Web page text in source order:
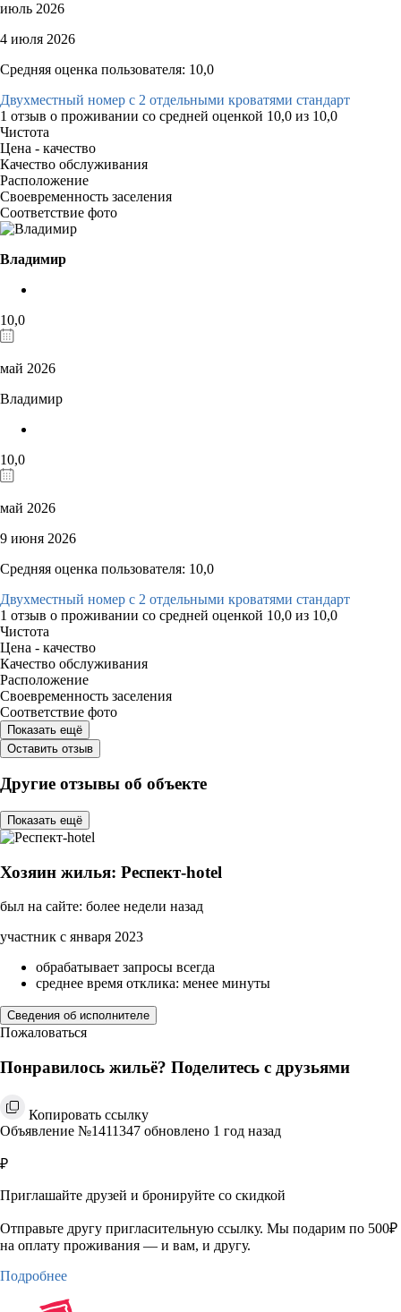
июль 2026
4 июля 2026
Средняя оценка пользователя: 10,0
Двухместный номер с 2 отдельными кроватями стандарт
1 отзыв о проживании со средней оценкой 10,0 из 10,0
Чистота
Цена - качество
Качество обслуживания
Расположение
Своевременность заселения
Соответствие фото
Владимир
10,0
май 2026
Владимир
10,0
май 2026
9 июня 2026
Средняя оценка пользователя: 10,0
Двухместный номер с 2 отдельными кроватями стандарт
1 отзыв о проживании со средней оценкой 10,0 из 10,0
Чистота
Цена - качество
Качество обслуживания
Расположение
Своевременность заселения
Соответствие фото
Показать ещё
Оставить отзыв
Другие отзывы об объекте
Показать ещё
Хозяин жилья: Респект-hotel
был на сайте: более недели назад
участник с января 2023
обрабатывает запросы всегда
среднее время отклика: менее минуты
Сведения об исполнителе
Пожаловаться
Понравилось жильё? Поделитесь с друзьями
Копировать ссылку
Объявление №1411347 обновлено 1 год назад
₽
Приглашайте друзей и бронируйте со скидкой
Отправьте другу пригласительную ссылку. Мы подарим по 500₽
на оплату проживания — и вам, и другу.
Подробнее